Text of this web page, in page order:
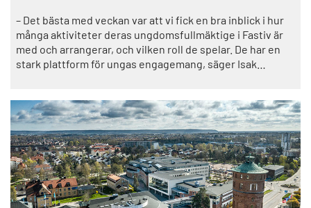
– Det bästa med veckan var att vi fick en bra inblick i hur
många aktiviteter deras ungdomsfullmäktige i Fastiv är
med och arrangerar, och vilken roll de spelar. De har en
stark plattform för ungas engagemang, säger Isak